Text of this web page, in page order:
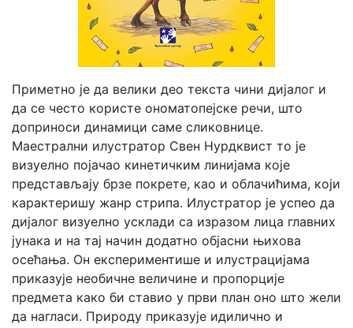
Приметно је да велики део текста чини дијалог и
да се често користе ономатопејске речи, што
доприноси динамици саме сликовнице.
Маестрални илустратор Свен Нурдквист то је
визуелно појачао кинетичким линијама које
представљају брзе покрете, као и облачићима, који
карактеришу жанр стрипа. Илустратор је успео да
дијалог визуелно усклади са изразом лица главних
јунака и на тај начин додатно објасни њихова
осећања. Он експериментише и илустрацијама
приказује необичне величине и пропорције
предмета како би ставио у први план оно што жели
да нагласи. Природу приказује идилично и